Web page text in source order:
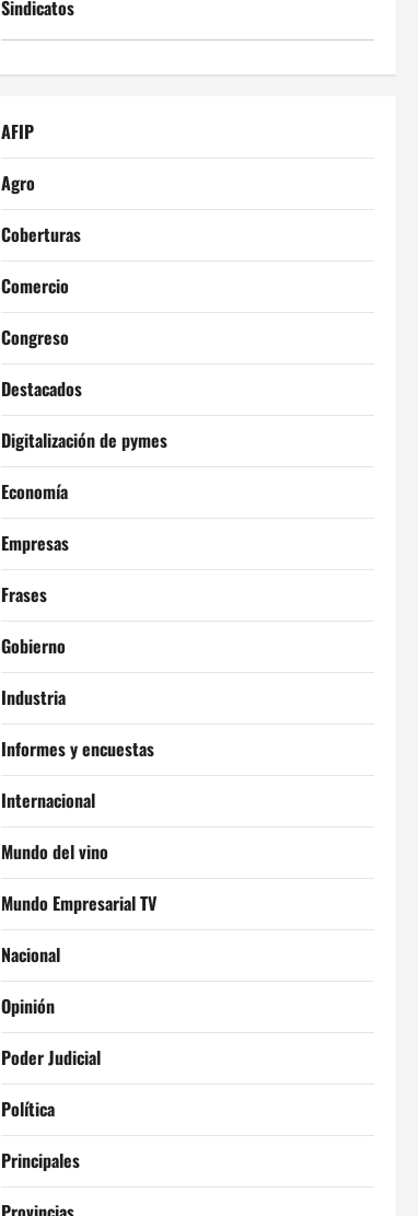
Sindicatos
AFIP
Agro
Coberturas
Comercio
Congreso
Destacados
Digitalización de pymes
Economía
Empresas
Frases
Gobierno
Industria
Informes y encuestas
Internacional
Mundo del vino
Mundo Empresarial TV
Nacional
Opinión
Poder Judicial
Política
Principales